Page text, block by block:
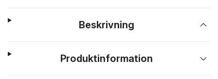
Beskrivning
Produktinformation